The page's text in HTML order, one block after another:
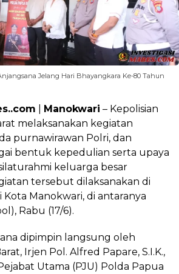
Jelang Hari Bhayangkara Ke-80 Tahun
Manokwari – Kepolisian
melaksanakan kegiatan
purnawirawan Polri, dan
bentuk kepedulian serta upaya
keluarga besar
tersebut dilaksanakan di
Kota Manokwari, di antaranya
Rabu (17/6).
dipimpin langsung oleh
Irjen Pol. Alfred Papare, S.I.K.,
Utama (PJU) Polda Papua